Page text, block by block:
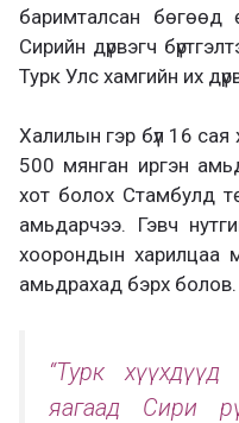
баримталсан
Сирийн дүрвэгч
Турк Улс хамгийн их
Халилын гэр бүл 16 сая
500 мянган иргэн
хот болох Стамбулд
амьдарчээ. Гэвч
хоорондын харилцаа
амьдрахад бэрх болов.
“Турк
яагаад Сири